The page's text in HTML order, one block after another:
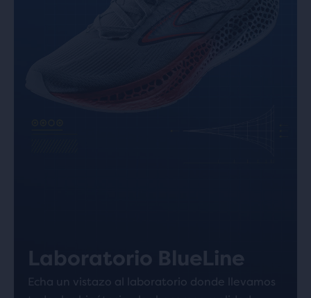
Laboratorio BlueLine
Echa un vistazo al laboratorio donde llevamos